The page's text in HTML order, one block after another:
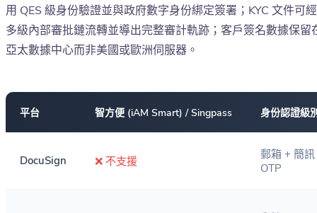
用 QES 級身份驗證並與政府數字身份綁定簽署；KYC 文件可經
多級內部審批鏈流轉並導出完整審計軌跡；客戶簽名數據保留
亞太數據中心而非美國或歐洲伺服器。
平台 智方便 (iAM Smart) / Singpass 身份認證級
DocuSign ❌ 不支援
郵箱 + 簡訊
OTP